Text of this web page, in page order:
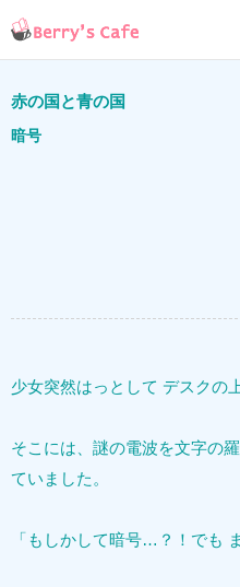
赤の国と青の国
暗号
少女突然はっとして デスクの
そこには、謎の電波を文字の
ていました。
「もしかして暗号…？！でも